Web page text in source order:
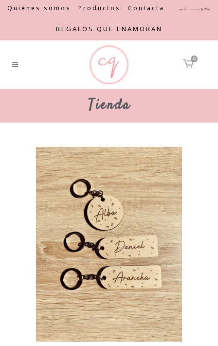
Quienes somos Productos Contacta Mi cuenta
REGALOS QUE ENAMORAN
0
Tienda